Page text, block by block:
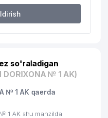
229 м
so'raladigan
DORIXONA № 1 AK)
№ 1 AK qaerda
№ 1 AK shu manzilda